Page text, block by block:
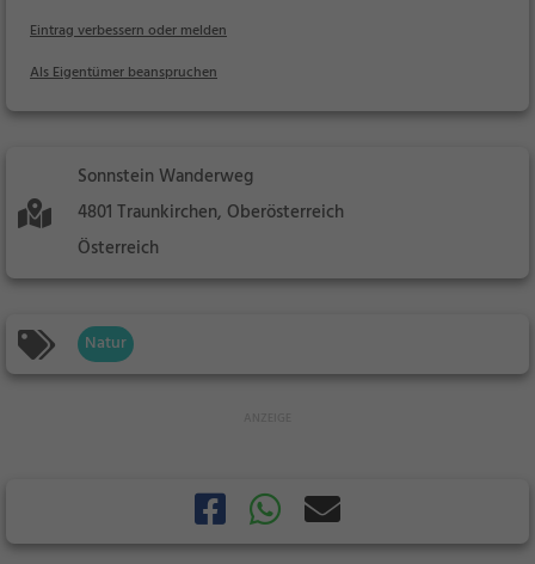
Eintrag verbessern oder melden
Als Eigentümer beanspruchen
Sonnstein Wanderweg
4801 Traunkirchen, Oberösterreich
Österreich
Natur